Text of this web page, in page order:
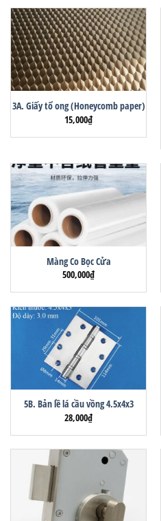
3A. Giấy tổ ong (Honeycomb paper)
15,000₫
Màng Co Bọc Cửa
500,000₫
5B. Bản lề lá cầu vồng 4.5x4x3
28,000₫